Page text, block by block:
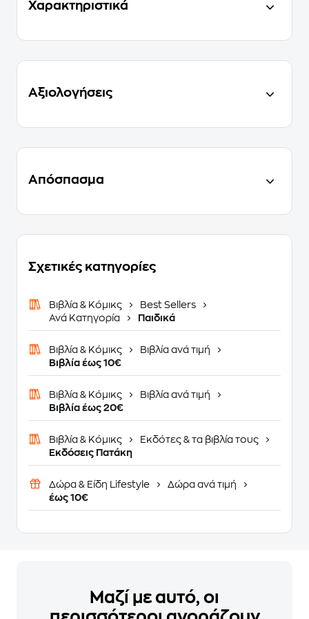
Χαρακτηριστικά
Αξιολογήσεις
Απόσπασμα
Σχετικές κατηγορίες
Βιβλία & Κόμικς
Best Sellers
Ανά Κατηγορία
Παιδικά
Βιβλία & Κόμικς
Βιβλία ανά τιμή
Βιβλία έως 10€
Βιβλία & Κόμικς
Βιβλία ανά τιμή
Βιβλία έως 20€
Βιβλία & Κόμικς
Εκδότες & τα βιβλία τους
Εκδόσεις Πατάκη
Δώρα & Είδη Lifestyle
Δώρα ανά τιμή
έως 10€
Μαζί με αυτό, οι